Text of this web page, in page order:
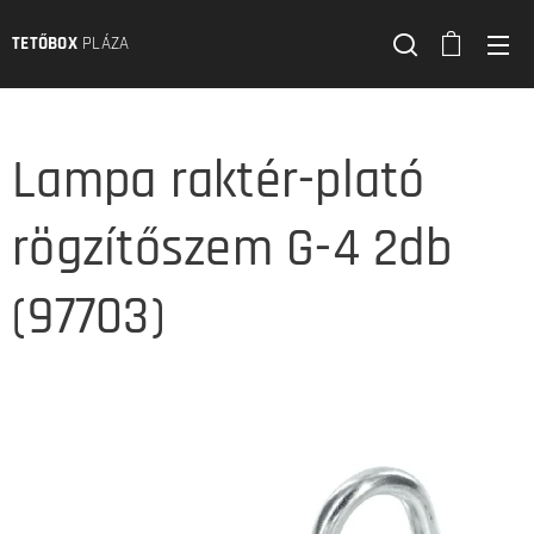
TETŐBOXPLÁZA
Lampa raktér-plató
rögzítőszem G-4 2db
(97703)